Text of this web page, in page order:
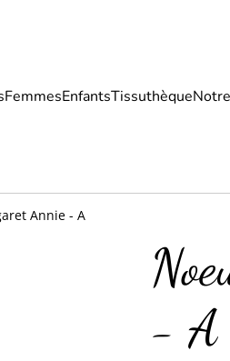
FemmesEnfantsTissuthèque
Annie - A
- A